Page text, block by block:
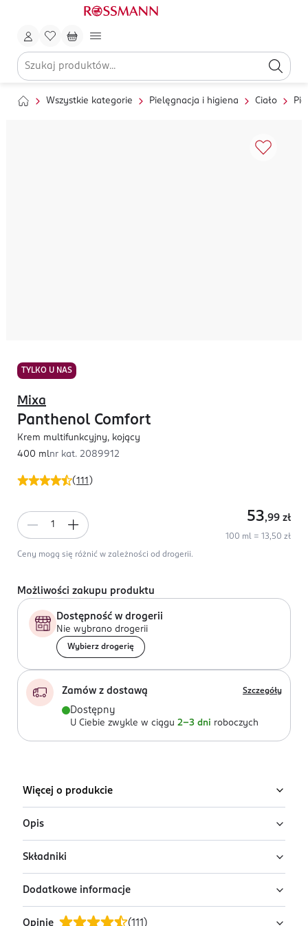
Wszystkie kategorie Pielęgnacja i higiena Ciało
TYLKO U NAS
(111 )
Mixa
Panthenol Comfort
Krem multifunkcyjny, kojący
400 mlnr kat. 2089912
53,99 zł
100 ml = 13,50 zł
Ceny mogą się różnić w zależności od drogerii.
Możliwości zakupu produktu
Dostępność w drogerii
Nie wybrano drogerii
Wybierz drogerię
Zamów z dostawą Szczegóły
Dostępny
U Ciebie zwykle w ciągu 2-3 dni roboczych
Więcej o produkcie
Opis
Kojący krem do ciała Mixa Panthenol Comfort łagodzi
oznaki skóry skłonnej do atopii: swędzenie, suchość,
szorstkość oraz zaczerwienienie. Zapewnia skórze
długotrwały komfort.
Składniki
Ingredients: Ingredients: Aqua / Water, Glycerin,
Butyrospermum Parkii Butter / Shea Butter, Isopropyl
Dodatkowe informacje
Opinie (111 )